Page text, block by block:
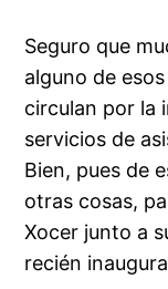
Seguro que
alguno de
circulan por la
servicios de
Bien, pues de
otras cosas,
Xocer junto a
recién